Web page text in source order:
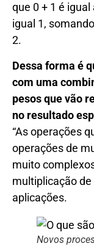
que 0 + 1 é
igual 1,
2.
Dessa forma é
com uma
pesos que vão
no resultado
“As operações
operações de
muito
multiplicação de
aplicações.
Novos